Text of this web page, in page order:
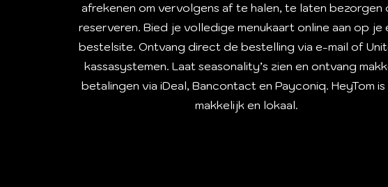
afrekenen om vervolgens af te halen, te laten bezorgen
reserveren. Bied je volledige menukaart online aan op je
bestelsite. Ontvang direct de bestelling via e-mail of
kassasystemen. Laat seasonality’s zien en ontvang
betalingen via iDeal, Bancontact en Payconiq. HeyTom is
makkelijk en lokaal.